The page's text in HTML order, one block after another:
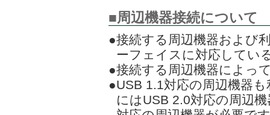
■周辺機器接続について
●接続する周辺機器および
ーフェイスに対応してい
●接続する周辺機器によっ
●USB 1.1対応の周辺機器
にはUSB 2.0対応の周辺